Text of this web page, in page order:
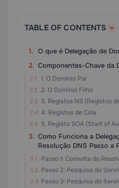
TABLE OF CONTENTS
O que é Delegação de
Componentes-Chave da
1. O Domínio Pai
2. O Domínio Filho
3. Registos NS (Registos
4. Registos de Cola
5. Registo SOA (Start of
Como Funciona a
Resolução DNS Passo a
Passo 1: Consulta do
Passo 2: Pesquisa do
Passo 3: Pesquisa do